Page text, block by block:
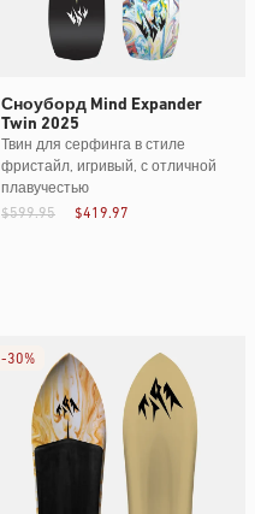
Сноуборд Mind Expander
Twin 2025
Твин для серфинга в стиле
фристайл, игривый, с отличной
плавучестью
$419.97
$599.95
-30%